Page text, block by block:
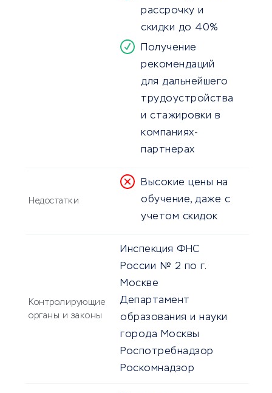
рассрочку и
скидки до 40%
Получение
рекомендаций
для дальнейшего
трудоустройства
и стажировки в
компаниях-
партнерах
Недостатки
Высокие цены на
обучение, даже с
учетом скидок
Контролирующие
органы и законы
Инспекция ФНС
России № 2 по г.
Москве
Департамент
образования и науки
города Москвы
Роспотребнадзор
Роскомнадзор